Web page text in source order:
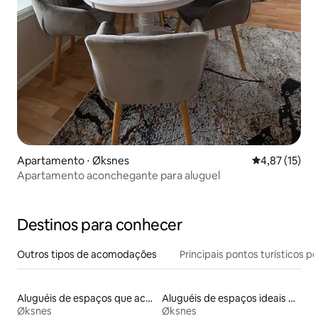
Apartamento ⋅ Øksnes 4,87 de uma
4,87 (15)
Apartamento aconchegante para aluguel
Destinos para conhecer
Outros tipos de acomodações Principais pontos turísticos
Aluguéis de espaços que aceitam animais de estimação
Øksnes
Aluguéis de espaços ideais para famílias
Øksnes